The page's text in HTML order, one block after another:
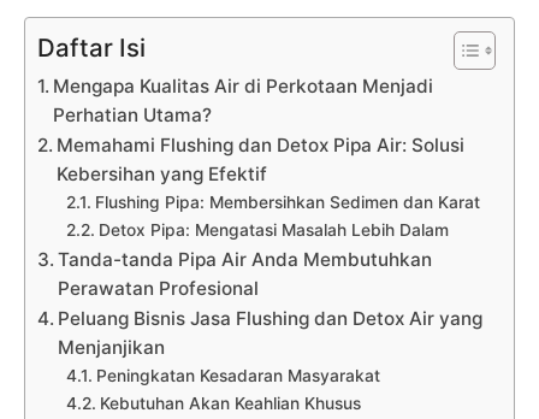
Daftar Isi
Mengapa Kualitas Air di Perkotaan Menjadi
Perhatian Utama?
Memahami Flushing dan Detox Pipa Air: Solusi
Kebersihan yang Efektif
Flushing Pipa: Membersihkan Sedimen dan Karat
Detox Pipa: Mengatasi Masalah Lebih Dalam
Tanda-tanda Pipa Air Anda Membutuhkan
Perawatan Profesional
Peluang Bisnis Jasa Flushing dan Detox Air yang
Menjanjikan
Peningkatan Kesadaran Masyarakat
Kebutuhan Akan Keahlian Khusus